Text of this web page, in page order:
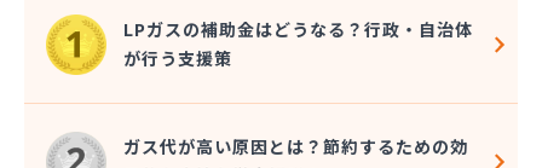
大一ガス株式会社 宇和島営業所
大和酸素工業株式会社
朝日燃料店
長谷川ガス株式会社
長谷川酸素株式会社
東予液化ガス株式会社 オートガス南高下営業所
LPガスの補助金はどうなる？行政・自治体
が行う支援策
ガス代が高い原因とは？節約するための効